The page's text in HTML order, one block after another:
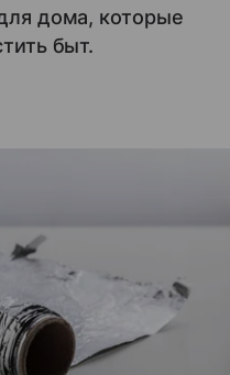
дома, которые
быт.